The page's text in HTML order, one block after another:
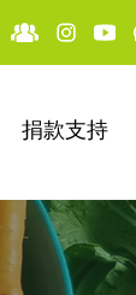
捐款支持